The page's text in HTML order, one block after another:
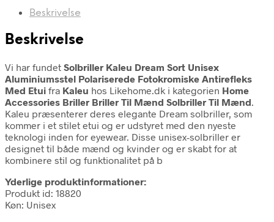
Beskrivelse
Beskrivelse
Vi har fundet Solbriller Kaleu Dream Sort Unisex
Aluminiumsstel Polariserede Fotokromiske Antirefleks
Med Etui fra Kaleu hos Likehome.dk i kategorien Home
Accessories Briller Briller Til Mænd Solbriller Til Mænd.
Kaleu præsenterer deres elegante Dream solbriller, som
kommer i et stilet etui og er udstyret med den nyeste
teknologi inden for eyewear. Disse unisex-solbriller er
designet til både mænd og kvinder og er skabt for at
kombinere stil og funktionalitet på b
Yderlige produktinformationer:
Produkt id: 18820
Køn: Unisex